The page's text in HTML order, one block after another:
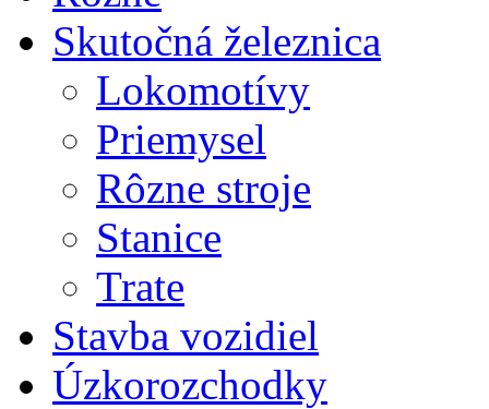
Skutočná železnica
Lokomotívy
Priemysel
Rôzne stroje
Stanice
Trate
Stavba vozidiel
Úzkorozchodky